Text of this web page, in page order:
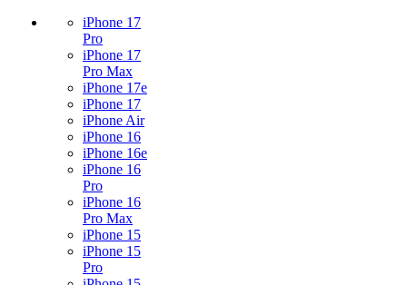
iPhone 17
Pro
iPhone 17
Pro Max
iPhone 17e
iPhone 17
iPhone Air
iPhone 16
iPhone 16e
iPhone 16
Pro
iPhone 16
Pro Max
iPhone 15
iPhone 15
Pro